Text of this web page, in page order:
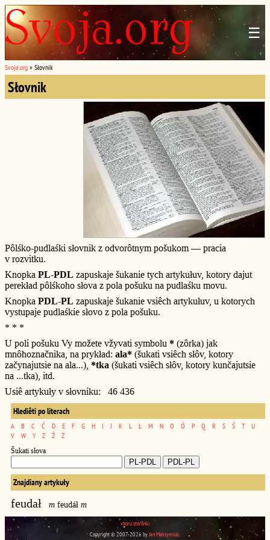
☰
Svoja.org » Słovnik
Słovnik
Pôlśko-pudlaśki słovnik z odvorôtnym pošukom — pracia
v rozvitku.
Knopka PL-PDL zapuskaje šukanie tych artykułuv, kotory dajut
perekład pôlśkoho słova z pola pošuku na pudlaśku movu.
Knopka PDL-PL zapuskaje šukanie vsiêch artykułuv, u kotorych
vystupaje pudlaśkie słovo z pola pošuku.
* * *
U poli pošuku Vy možete vžyvati symbolu * (zôrka) jak
mnôhoznačnika, na prykład: ala* (šukati vsiêch słôv, kotory
začynajutsie na ala...), *tka (šukati vsiêch słôv, kotory kunčajutsie
na ...tka), itd.
Usiê artykuły v słovniku: 46 436
Hlediêti po literach
A B C Ć D E F G H I J K L Ł M N O Ó P Q R S Ś T
U
V
W Y Z Ź Ż
Šukati słova
Znajdiany artykuły
feudał m feudáł m
vhoru storônki
Copyright © 2007-2026 byJan Maksymiuk